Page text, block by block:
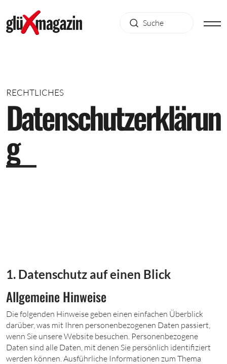
RECHTLICHES
Datenschutzerklärun
g
1. Datenschutz auf einen Blick
Allgemeine Hinweise
Die folgenden Hinweise geben einen einfachen Überblick
darüber, was mit Ihren personenbezogenen Daten passiert,
wenn Sie unsere Website besuchen. Personenbezogene
Daten sind alle Daten, mit denen Sie persönlich identifiziert
werden können. Ausführliche Informationen zum Thema